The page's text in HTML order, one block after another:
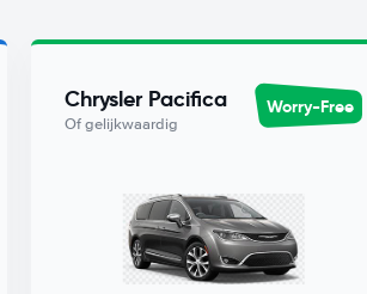
auto uit deze klasse huur je op deze
Zorgeloos op reis? Kies dan voor ons
Free label huur je vanaf /dag bij Budget.
Chrysler Pacifica
Of gelijkwaardig
Worry-Free